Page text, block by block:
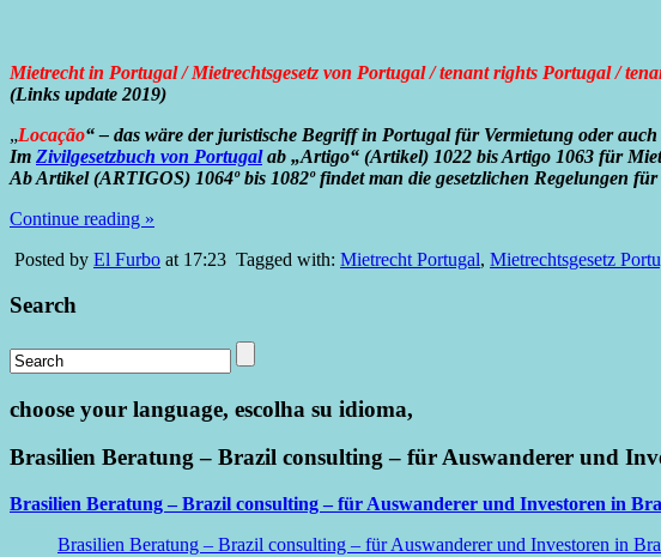
Mietrechtsgesetz
/
tenant
rights
act
Mietrecht in Portugal / Mietrechtsgesetz von Portugal / tenant rights Portugal /
(Links update 2019)
„Locação“– das wäre der juristische Begriff in Portugal für Vermietung oder auch
Im Zivilgesetzbuch von Portugalab „Artigo“ (Artikel) 1022 bis Artigo 1063 für
Ab Artikel (ARTIGOS) 1064º bis 1082º findet man die gesetzlichen Regelungen
Continue reading »
Posted by El Furbo at 17:23 Tagged with: Mietrecht Portugal, Mietrechtsgesetz
Search
choose your language, escolha su idioma,
Brasilien Beratung – Brazil consulting – für Auswanderer und
Brasilien Beratung – Brazil consulting – für Auswanderer und Investoren in
Brasilien Beratung – Brazil consulting – für Auswanderer und Investoren in